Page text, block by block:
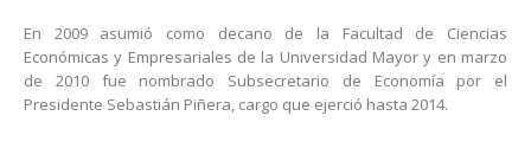
En 2009 asumió como decano de la Facultad de Ciencias
Económicas y Empresariales de la Universidad Mayor y en marzo
de 2010 fue nombrado Subsecretario de Economía por el
Presidente Sebastián Piñera, cargo que ejerció hasta 2014.